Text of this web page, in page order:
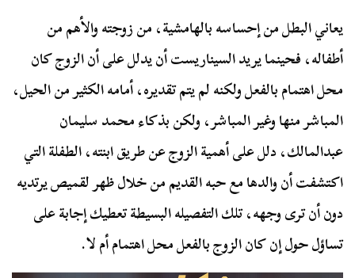
يعاني البطل من إحساسه بالهامشية، من زوجته والأهم من
أطفاله، فحينما يريد السيناريست أن يدلل على أن الزوج كان
محل اهتمام بالفعل ولكنه لم يتم تقديره، أمامه الكثير من الحيل،
المباشر منها وغير المباشر، ولكن بذكاء محمد سليمان
عبدالمالك، دلل على أهمية الزوج عن طريق ابنته، الطفلة التي
اكتشفت أن والدها مع حبه القديم من خلال ظهر لقميص يرتديه
دون أن ترى وجهه، تلك التفصيله البسيطة تعطيك إجابة على
تساؤل حول إن كان الزوج بالفعل محل اهتمام أم لا.